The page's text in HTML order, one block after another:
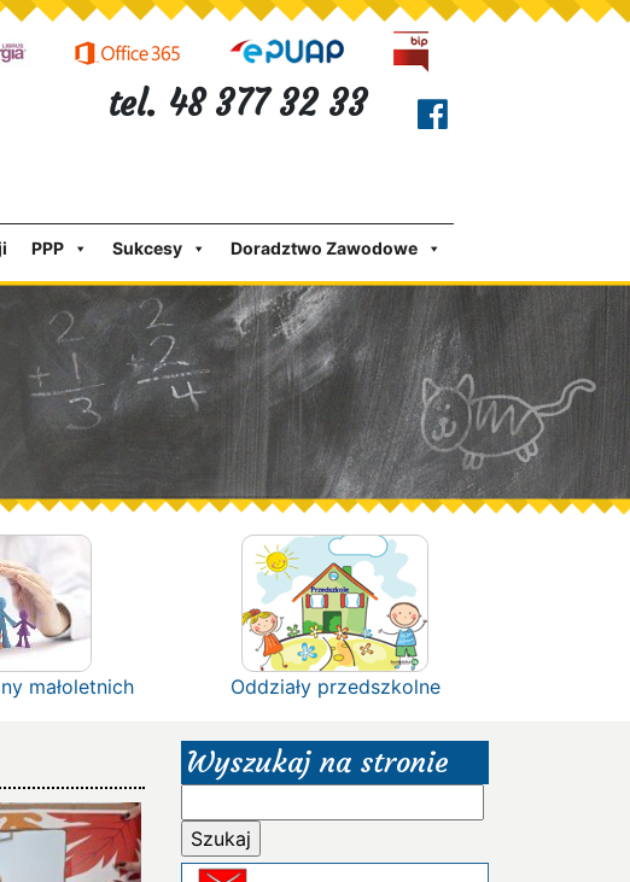
tel. 48 377 32 33
PPP Sukcesy Doradztwo Zawodowe
małoletnich Oddziały przedszkolne
Wyszukaj na stronie